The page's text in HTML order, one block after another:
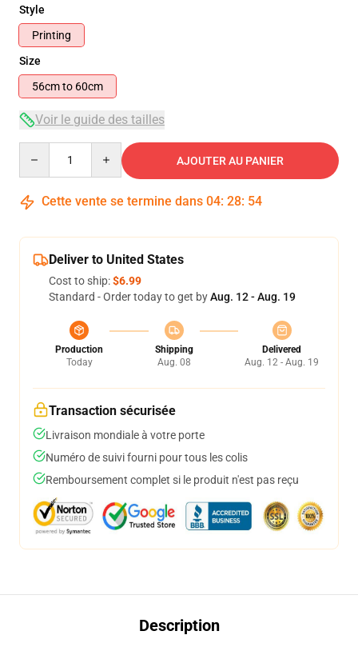
Style
Printing
Size
56cm to 60cm
Voir le guide des tailles
AJOUTER AU PANIER
Cette vente se termine dans 04: 28: 53
Deliver to United States
Cost to ship:$6.99
Standard - Order today to get byAug. 12 - Aug. 19
Production
Today
Shipping
Aug. 08
Delivered
Aug. 12 - Aug. 19
Transaction sécurisée
Livraison mondiale à votre porte
Numéro de suivi fourni pour tous les colis
Remboursement complet si le produit n'est pas reçu
Description